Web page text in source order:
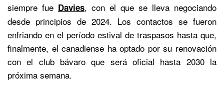
siempre fue Davies, con el que se lleva negociando
desde principios de 2024. Los contactos se fueron
enfriando en el período estival de traspasos hasta que,
finalmente, el canadiense ha optado por su renovación
con el club bávaro que será oficial hasta 2030 la
próxima semana.